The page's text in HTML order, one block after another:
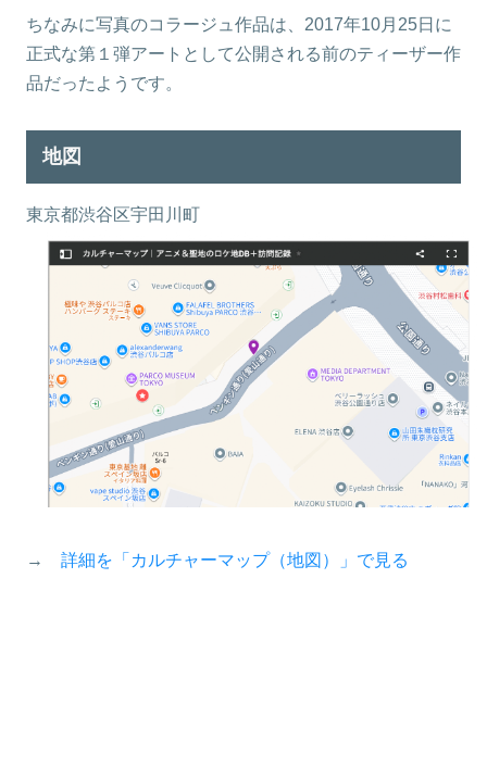
ちなみに写真のコラージュ作品は、2017年10月25日に
正式な第１弾アートとして公開される前のティーザー作
品だったようです。
地図
東京都渋谷区宇田川町
→ 詳細を「カルチャーマップ（地図）」で見る